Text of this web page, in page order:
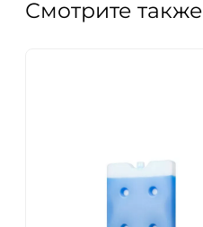
Смотрите также